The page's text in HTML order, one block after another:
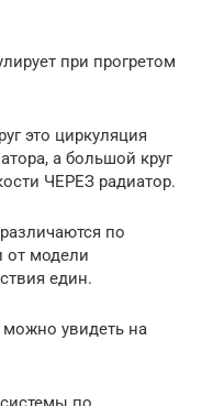
при прогретом
это циркуляция
а большой круг
ЧЕРЕЗ радиатор.
по
от модели
един.
увидеть на